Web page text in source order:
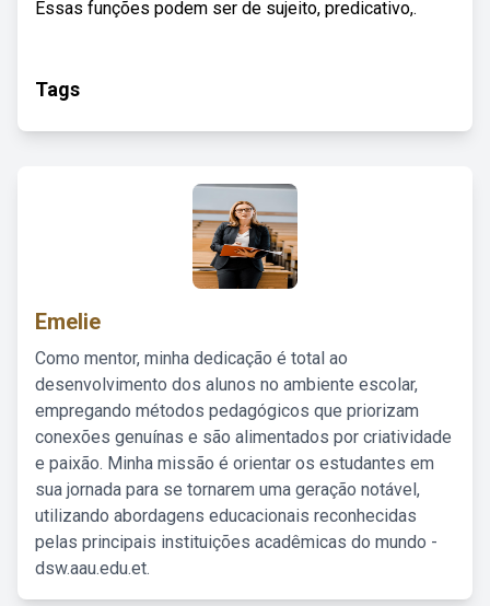
Essas funções podem ser de sujeito, predicativo,.
Tags
Emelie
Como mentor, minha dedicação é total ao
desenvolvimento dos alunos no ambiente escolar,
empregando métodos pedagógicos que priorizam
conexões genuínas e são alimentados por criatividade
e paixão. Minha missão é orientar os estudantes em
sua jornada para se tornarem uma geração notável,
utilizando abordagens educacionais reconhecidas
pelas principais instituições acadêmicas do mundo -
dsw.aau.edu.et.